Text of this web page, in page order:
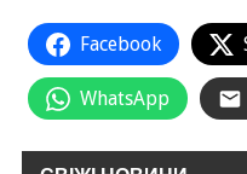
Facebook
WhatsApp